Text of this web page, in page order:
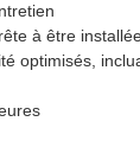
à être
optimisés,